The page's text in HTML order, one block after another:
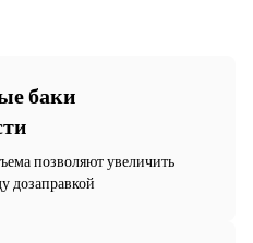
баки
позволяют увеличить
дозаправкой